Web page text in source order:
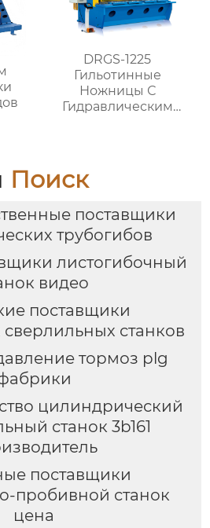
DRGS-1225
Гильотинные
Ножницы С
Гидравлическим
Поиск
поставщики
трубогибов
листогибочный
видео
поставщики
станков
тормоз plg
цилиндрический
станок 3b161
поставщики
пробивной станок
цена